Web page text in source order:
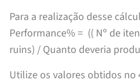
Para a realização desse
Performance% = (( Nº de
ruins) / Quanto deveria
Utilize os valores obtidos no